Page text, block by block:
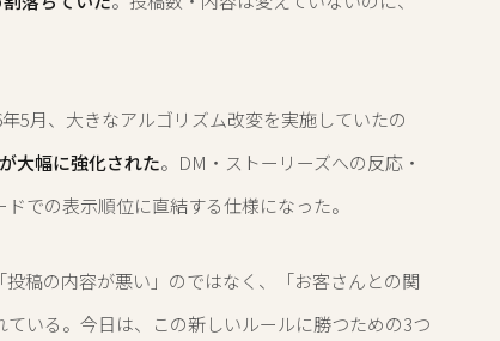
5月、大きなアルゴリズム改変を実施していたの
大幅に強化された。DM・ストーリーズへの反応・
での表示順位に直結する仕様になった。
稿の内容が悪い」のではなく、「お客さんとの関
いる。今日は、この新しいルールに勝つための3つ